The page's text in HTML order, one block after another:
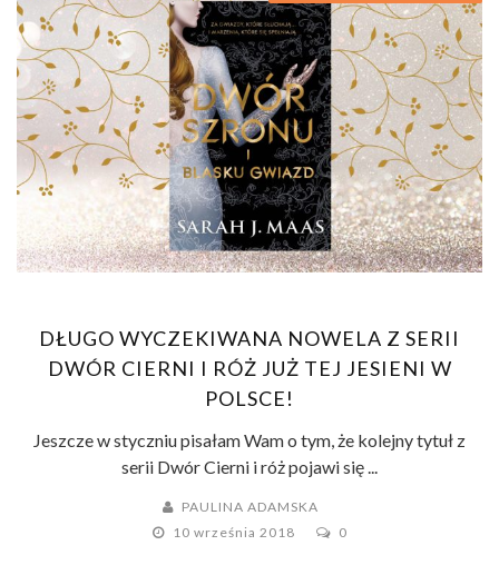
DŁUGO WYCZEKIWANA NOWELA Z SERII
DWÓR CIERNI I RÓŻ JUŻ TEJ JESIENI W
POLSCE!
Jeszcze w styczniu pisałam Wam o tym, że kolejny tytuł z
serii Dwór Cierni i róż pojawi się ...
PAULINA ADAMSKA
10 września 2018
0